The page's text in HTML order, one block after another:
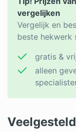
vergelijken
Vergelijk en
beste hekwerk
gratis &
alleen